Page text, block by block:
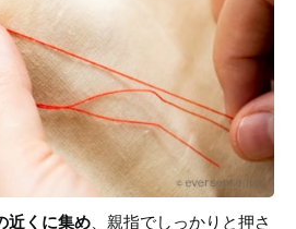
近くに集め 、親指でしっかりと押さ